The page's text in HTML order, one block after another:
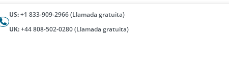
US:+1 833-909-2966 (Llamada gratuita)
UK:+44 808-502-0280 (Llamada gratuita)